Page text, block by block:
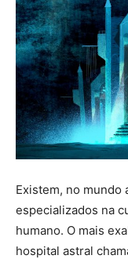
Existem, no mundo
especializados na
humano. O mais
hospital astral